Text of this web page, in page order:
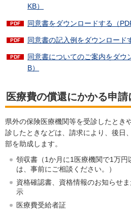
KB）
同意書をダウンロードする（
同意書の記入例をダウンロード
同意書についてのご案内をダウ
B）
医療費の償還にかかる申
県外の保険医療機関等を受診したとき
診したときなどは、請求により、後日
部を助成します。
領収書（1か月に1医療機関で1万円
は、事前にご相談ください。）
資格確認書、資格情報のお知らせ
示
医療費受給者証